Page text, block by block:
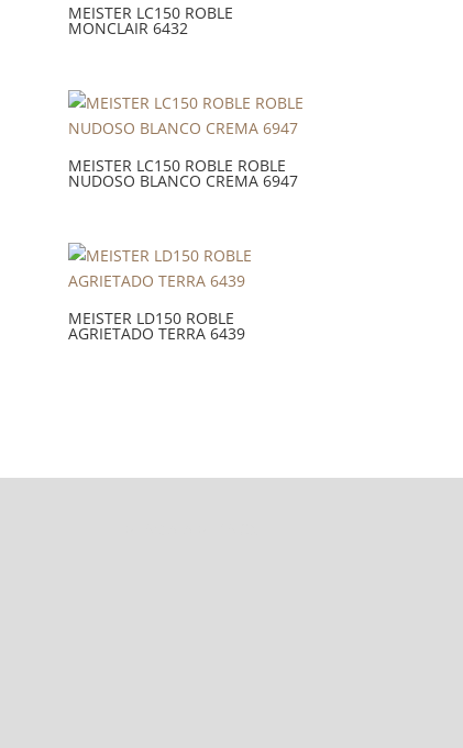
MEISTER LC150 ROBLE
MONCLAIR 6432
MEISTER LC150 ROBLE ROBLE
NUDOSO BLANCO CREMA 6947
MEISTER LD150 ROBLE
AGRIETADO TERRA 6439